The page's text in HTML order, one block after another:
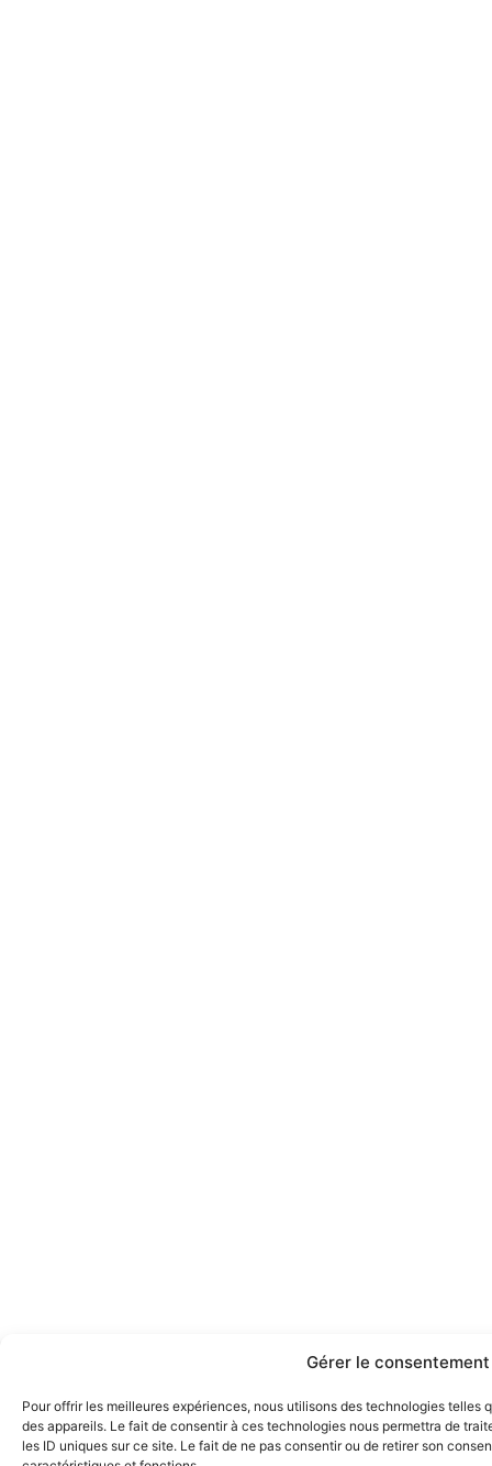
Gérer le
Pour offrir les meilleures expériences, nous utilisons des technologies
des appareils. Le fait de consentir à ces technologies nous permettra de
les ID uniques sur ce site. Le fait de ne pas consentir ou de retirer son